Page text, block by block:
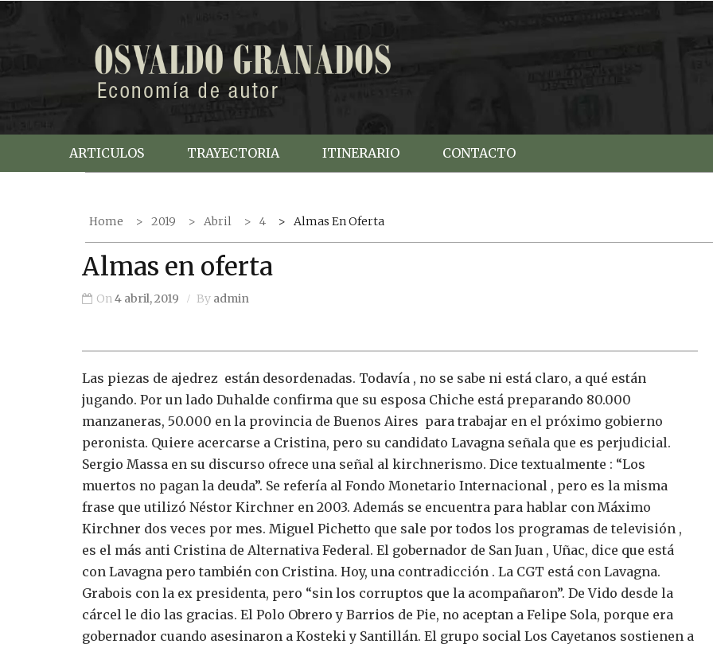
c
ARTICULOS TRAYECTORIA ITINERARIO CONTACTO
Home 2019 Abril 4 Almas En Oferta
Almas en oferta
On4 abril, 2019 By admin
Las piezas de ajedrez están desordenadas. Todavía , no se sabe ni está claro, a qué están
jugando. Por un lado Duhalde confirma que su esposa Chiche está preparando 80.000
manzaneras, 50.000 en la provincia de Buenos Aires para trabajar en el próximo gobierno
peronista. Quiere acercarse a Cristina, pero su candidato Lavagna señala que es perjudicial.
Sergio Massa en su discurso ofrece una señal al kirchnerismo. Dice textualmente : “Los
muertos no pagan la deuda”. Se refería al Fondo Monetario Internacional , pero es la misma
frase que utilizó Néstor Kirchner en 2003. Además se encuentra para hablar con Máximo
Kirchner dos veces por mes. Miguel Pichetto que sale por todos los programas de televisión ,
es el más anti Cristina de Alternativa Federal. El gobernador de San Juan , Uñac, dice que está
con Lavagna pero también con Cristina. Hoy, una contradicción . La CGT está con Lavagna.
Grabois con la ex presidenta, pero “sin los corruptos que la acompañaron”. De Vido desde la
cárcel le dio las gracias. El Polo Obrero y Barrios de Pie, no aceptan a Felipe Sola, porque era
gobernador cuando asesinaron a Kosteki y Santillán. El grupo social Los Cayetanos sostienen a